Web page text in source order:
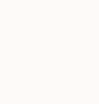
pour avoir